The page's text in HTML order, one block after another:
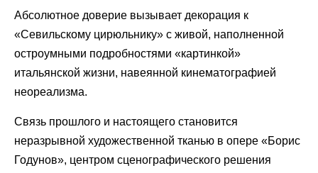
Абсолютное доверие вызывает декорация к
«Севильскому цирюльнику» с живой, наполненной
остроумными подробностями «картинкой»
итальянской жизни, навеянной кинематографией
неореализма.
Связь прошлого и настоящего становится
неразрывной художественной тканью в опере «Борис
Годунов», центром сценографического решения